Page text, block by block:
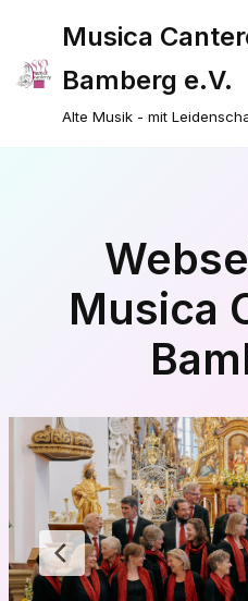
Zum
Inhalt
springen
Musica
Bamberg e.V.
Alte Musik - mit
Musica